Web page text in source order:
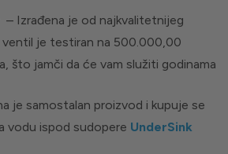
– Izrađena je od najkvalitetnijeg
ventil je testiran na 500.000,00
što jamči da će vam služiti godinama
je samostalan proizvod i kupuje se
vodu ispod sudopere UnderSink